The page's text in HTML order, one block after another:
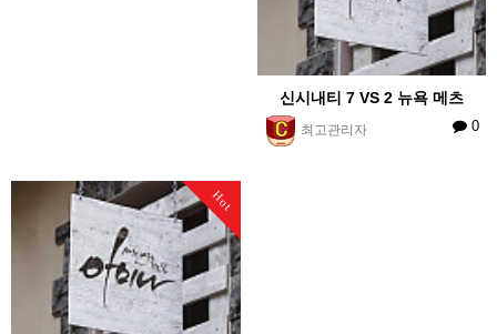
신시내티 7 VS 2 뉴욕 메츠
최고관리자 0
Hot